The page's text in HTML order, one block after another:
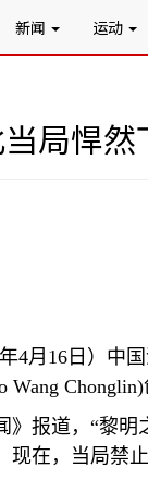
新闻 运动
局悍
年4月 16 日）中
Wang Chonglin)
报道， “黎明
现在，当局禁